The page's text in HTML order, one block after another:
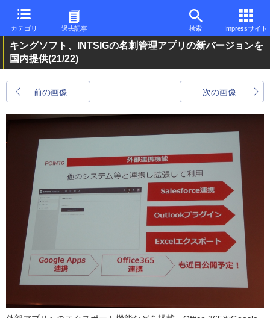
カテゴリ 過去記事 検索 Impressサイト
キングソフト、INTSIGの名刺管理アプリの新バージョンを
国内提供(21/22)
前の画像 次の画像